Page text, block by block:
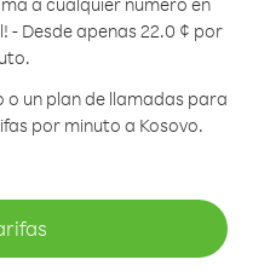
- Desde apenas 22.0 ¢ por
un plan de llamadas para
por minuto a Kosovo.